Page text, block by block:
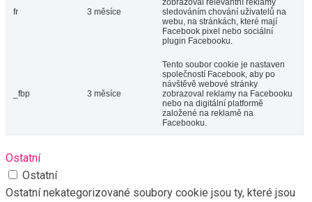
fr 3 měsíce
sledováním chování uživatelů na
webu, na stránkách, které mají
Facebook pixel nebo sociální
plugin Facebooku.
_fbp 3 měsíce
Tento soubor cookie je nastaven
společností Facebook, aby po
návštěvě webové stránky
zobrazoval reklamy na Facebooku
nebo na digitální platformě
založené na reklamě na
Facebooku.
Ostatní
Ostatní
Ostatní nekategorizované soubory cookie jsou ty, které jsou